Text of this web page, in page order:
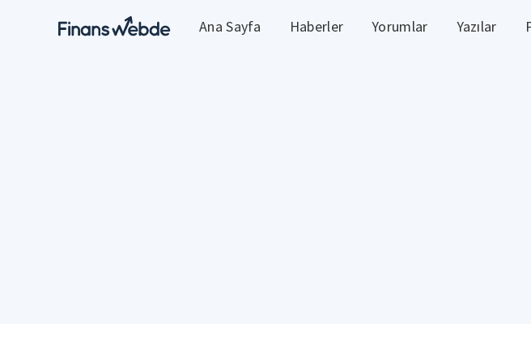
Ana Sayfa Haberler Yorumlar Yazılar